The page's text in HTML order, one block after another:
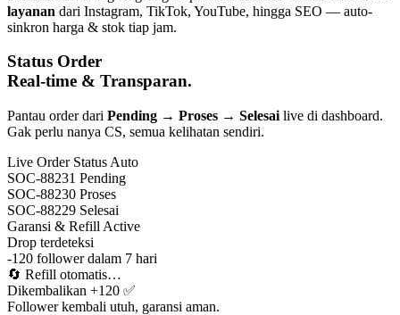
layanan dari Instagram, TikTok, YouTube, hingga SEO — auto-
sinkron harga & stok tiap jam.
Status Order
Real-time & Transparan.
Pantau order dari Pending → Proses → Selesai live di dashboard.
Gak perlu nanya CS, semua kelihatan sendiri.
Live Order Status Auto
SOC-88231 Pending
SOC-88230 Proses
SOC-88229 Selesai
Garansi & Refill Active
Drop terdeteksi
-120 follower dalam 7 hari
🔄 Refill otomatis…
Dikembalikan +120 ✅
Follower kembali utuh, garansi aman.